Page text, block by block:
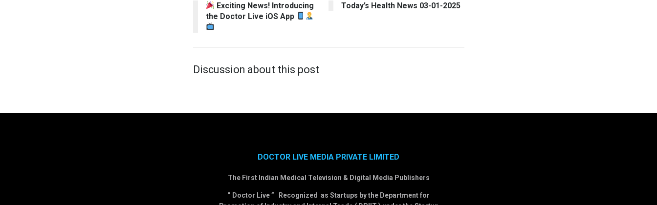
Exciting News! Introducing
the Doctor Live iOS App
Today’s Health News 03-01-2025
Discussion about this post
DOCTOR LIVE MEDIA PRIVATE LIMITED
The First Indian Medical Television & Digital Media Publishers
” Doctor Live ” Recognized as Startups by the Department for